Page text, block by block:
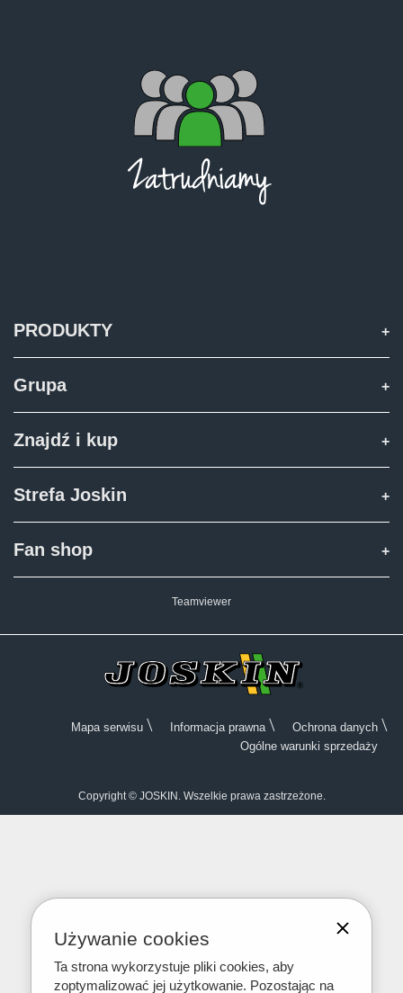
Używanie cookies
Ta strona wykorzystuje pliki cookies, aby
zoptymalizować jej użytkowanie. Pozostając na
PRODUKTY
Grupa
Znajdź i kup
Strefa Joskin
Fan shop
Teamviewer
Mapa serwisu Informacja prawna
Ochrona danych
Ogólne warunki sprzedaży
Copyright © JOSKIN. Wszelkie prawa zastrzeżone.